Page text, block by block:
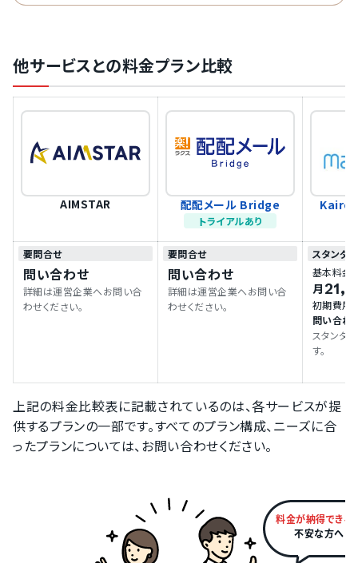
他サービスとの料金プラン比較
AIMSTAR 配配メール Bridge
トライアルあり
要問合せ
問い合わせ
詳細は運営企業へお問い合
わせください。
要問合せ
問い合わせ
詳細は運営企業へお問い合
わせください。
スタンダ
基本料金
月
初期費用
問い合わ
スタンダ
す。
上記の料金比較表に記載されているのは、各サービスが提
供するプランの一部です。すべてのプラン構成、ニーズに合
ったプランについては、お問い合わせください。
料金が納得できる
不安な方へ